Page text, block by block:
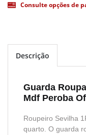
Consulte opções de
Descrição
Guarda
Mdf Peroba
Roupeiro Sevilha
quarto. O guarda